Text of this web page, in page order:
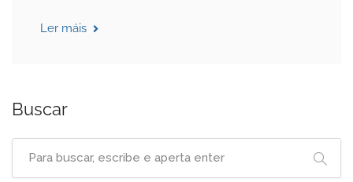
Ler máis
Buscar